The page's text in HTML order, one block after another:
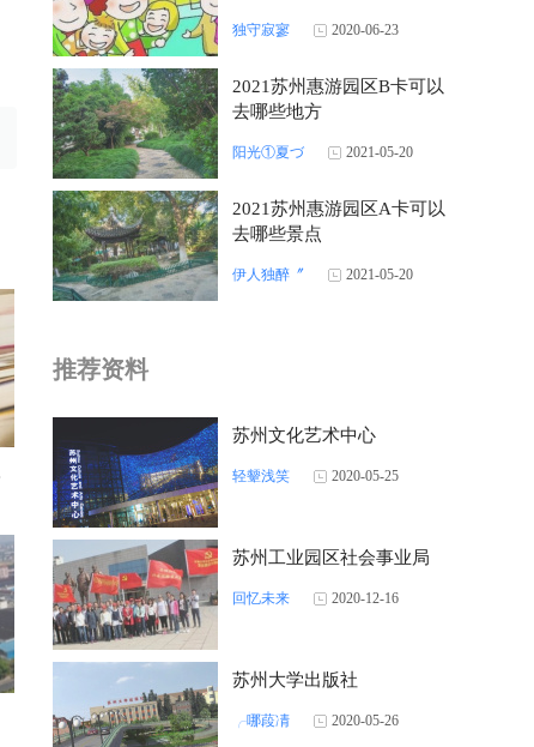
独守寂寥 2020-06-23
2021苏州惠游园区B卡可以
去哪些地方
阳光①夏づ 2021-05-20
2021苏州惠游园区A卡可以
去哪些景点
伊人独醉〞 2021-05-20
推荐资料
苏州文化艺术中心
轻颦浅笑 2020-05-25
苏州工业园区社会事业局
回忆未来 2020-12-16
苏州大学出版社
╭哪葮凊 2020-05-26